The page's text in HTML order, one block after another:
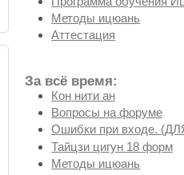
Методы ицюань
Аттестация
За всё время:
Кон нити ан
Вопросы на форуме
Ошибки при входе.
Тайцзи цигун 18 форм
Методы ицюань